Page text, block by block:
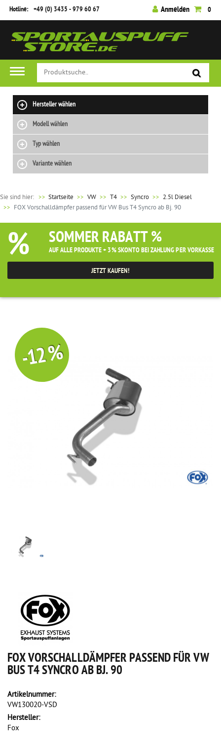
Hotline: +49 (0) 3435 - 979 60 67 Anmelden 0
Hersteller wählen
Modell wählen
Typ wählen
Variante wählen
Sie sind hier: >> Startseite VW T4 Syncro
2.5l Diesel
FOX Vorschalldämpfer passend für VW Bus T4 Syncro ab Bj. 90
% SOMMER RABATT %
AUF ALLE PRODUKTE + 3% SKONTO BEI ZAHLUNG PER VORKASSE
JETZT KAUFEN!
-12 %
FOX VORSCHALLDÄMPFER PASSEND FÜR VW
BUS T4 SYNCRO AB BJ. 90
Artikelnummer:
VW130020-VSD
Hersteller:
Fox